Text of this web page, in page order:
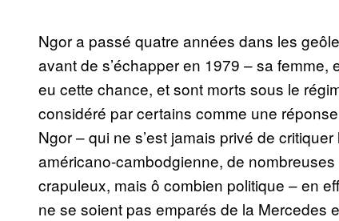
Ngor a passé quatre années dans les
avant de s’échapper en 1979 – sa femme,
eu cette chance, et sont morts sous le
considéré par certains comme une
Ngor – qui ne s’est jamais privé de
américano-cambodgienne, de
crapuleux, mais ô combien politique – en
ne se soient pas emparés de la Mercedes